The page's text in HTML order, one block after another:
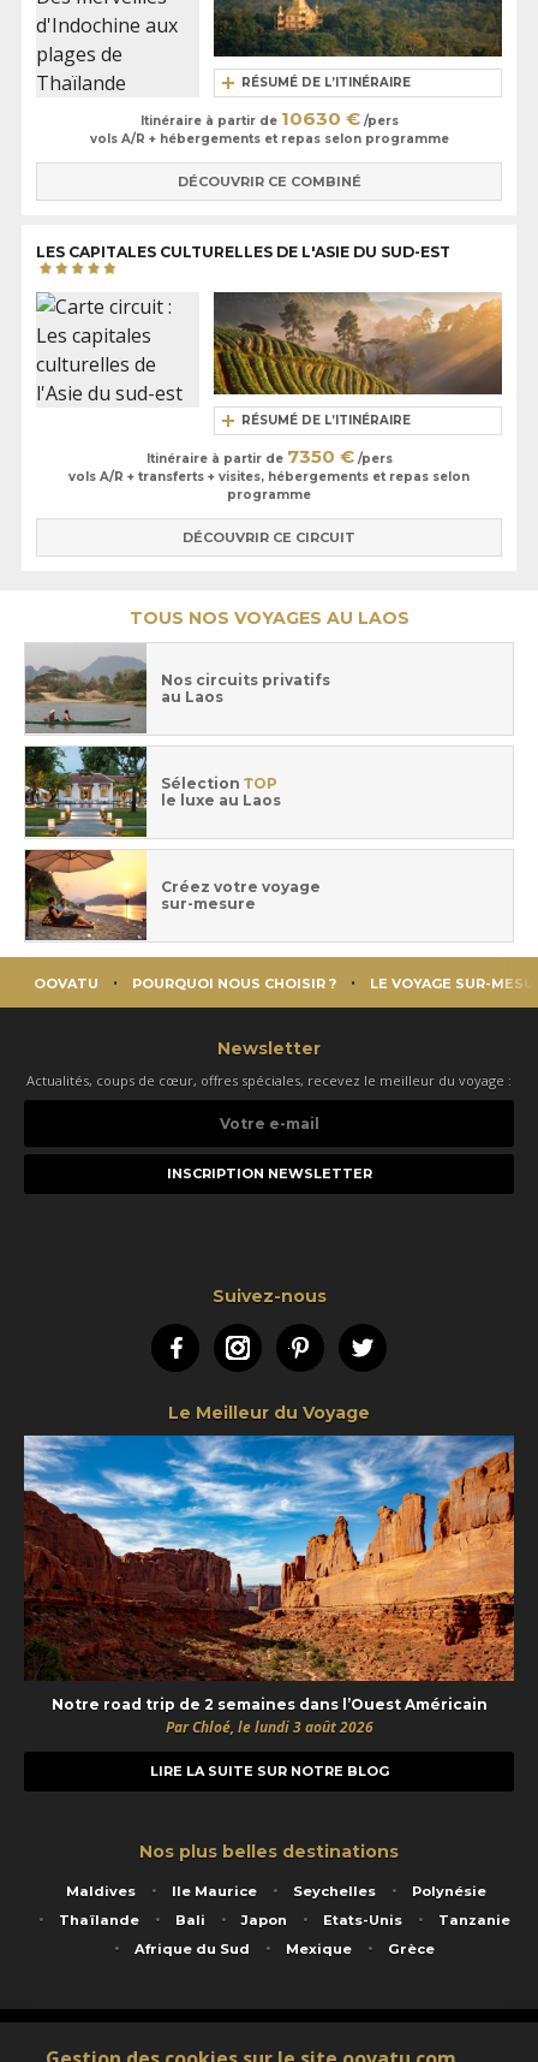
RÉSUMÉ DE L’ITINÉRAIRE
Itinéraire à partir de 10630 €/pers
vols A/R + hébergements et repas selon programme
DÉCOUVRIR CE COMBINÉ
LES CAPITALES CULTURELLES DE L'ASIE DU SUD-EST
RÉSUMÉ DE L’ITINÉRAIRE
Itinéraire à partir de 7350 €/pers
vols A/R + transferts + visites, hébergements et repas selon
programme
DÉCOUVRIR CE CIRCUIT
TOUS NOS VOYAGES AU LAOS
Nos circuits privatifs
au Laos
Sélection TOP
le luxe au Laos
Créez votre voyage
sur-mesure
OOVATU POURQUOI NOUS CHOISIR ? LE VOYAGE SUR-
Newsletter
Actualités, coups de cœur, offres spéciales, recevez le meilleur du voyage :
e-
Suivez-nous
FacebookInstagramPinterestTwitter
Le Meilleur du Voyage
Notre road trip de 2 semaines dans l’Ouest Américain
Par Chloé, le lundi 3 août 2026
LIRE LA SUITE SUR NOTRE BLOG
Nos plus belles destinations
Maldives Ile Maurice Seychelles
Polynésie
Thaïlande
Bali Japon Etats-Unis
Tanzanie
Afrique du Sud
Mexique Grèce
Service animé par Nautil Voyages - 22 rue Georges Picquart 75017 Paris - S.A.S